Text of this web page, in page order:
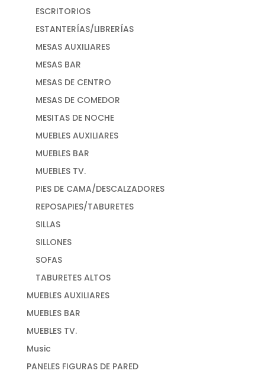
ESCRITORIOS
ESTANTERÍAS/LIBRERÍAS
MESAS AUXILIARES
MESAS BAR
MESAS DE CENTRO
MESAS DE COMEDOR
MESITAS DE NOCHE
MUEBLES AUXILIARES
MUEBLES BAR
MUEBLES TV.
PIES DE CAMA/DESCALZADORES
REPOSAPIES/TABURETES
SILLAS
SILLONES
SOFAS
TABURETES ALTOS
MUEBLES AUXILIARES
MUEBLES BAR
MUEBLES TV.
Music
PANELES FIGURAS DE PARED